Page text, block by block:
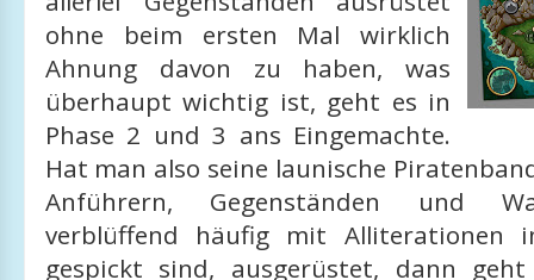
ohne beim ersten Mal wirklich
Ahnung davon zu haben, was
überhaupt wichtig ist, geht es in
Phase 2 und 3 ans Eingemachte.
Hat man also seine launische
Anführern, Gegenständen und
verblüffend häufig mit Alliterationen
gespickt sind, ausgerüstet, dann